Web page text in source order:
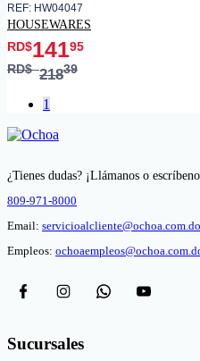
REF: HW04047
HOUSEWARES
RD$14195
RD$21839
1
¿Tienes dudas? ¡Llámanos o
809-971-8000
Email: servicioalcliente@ochoa.com.do
Empleos:
Sucursales